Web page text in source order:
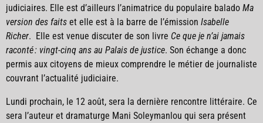
judiciaires. Elle est d’ailleurs l’animatrice du populaire balado Ma
version des faits et elle est à la barre de l’émission Isabelle
Richer. Elle est venue discuter de son livre Ce que je n’ai jamais
raconté : vingt-cinq ans au Palais de justice. Son échange a donc
permis aux citoyens de mieux comprendre le métier de journaliste
couvrant l’actualité judiciaire.
Lundi prochain, le 12 août, sera la dernière rencontre littéraire. Ce
sera l’auteur et dramaturge Mani Soleymanlou qui sera présent